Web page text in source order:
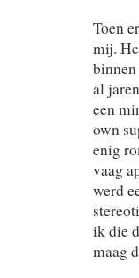
Toen
mij.
binnen
al
een
own
enig
vaag
werd
ik die
maag